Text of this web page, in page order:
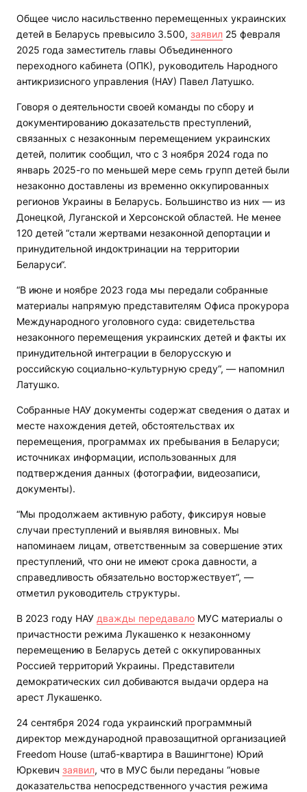
Общее число насильственно перемещенных украинских
детей в Беларусь превысило 3.500, заявил 25 февраля
2025 года заместитель главы Объединенного
переходного кабинета (ОПК), руководитель Народного
антикризисного управления (НАУ) Павел Латушко.
Говоря о деятельности своей команды по сбору и
документированию доказательств преступлений,
связанных с незаконным перемещением украинских
детей, политик сообщил, что с 3 ноября 2024 года по
январь 2025-го по меньшей мере семь групп детей были
незаконно доставлены из временно оккупированных
регионов Украины в Беларусь. Большинство из них — из
Донецкой, Луганской и Херсонской областей. Не менее
120 детей “стали жертвами незаконной депортации и
принудительной индоктринации на территории
Беларуси“.
“В июне и ноябре 2023 года мы передали собранные
материалы напрямую представителям Офиса прокурора
Международного уголовного суда: свидетельства
незаконного перемещения украинских детей и факты их
принудительной интеграции в белорусскую и
российскую социально-культурную среду“, — напомнил
Латушко.
Собранные НАУ документы содержат сведения о датах и
месте нахождения детей, обстоятельствах их
перемещения, программах их пребывания в Беларуси;
источниках информации, использованных для
подтверждения данных (фотографии, видеозаписи,
документы).
“Мы продолжаем активную работу, фиксируя новые
случаи преступлений и выявляя виновных. Мы
напоминаем лицам, ответственным за совершение этих
преступлений, что они не имеют срока давности, а
справедливость обязательно восторжествует“, —
отметил руководитель структуры.
В 2023 году НАУ дважды передавало МУС материалы о
причастности режима Лукашенко к незаконному
перемещению в Беларусь детей с оккупированных
Россией территорий Украины. Представители
демократических сил добиваются выдачи ордера на
арест Лукашенко.
24 сентября 2024 года украинский программный
директор международной правозащитной организацией
Freedom House (штаб-квартира в Вашингтоне) Юрий
Юркевич заявил, что в МУС были переданы “новые
доказательства непосредственного участия режима